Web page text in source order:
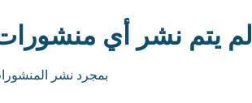
لم يتم نشر أي
بمجرد نشر